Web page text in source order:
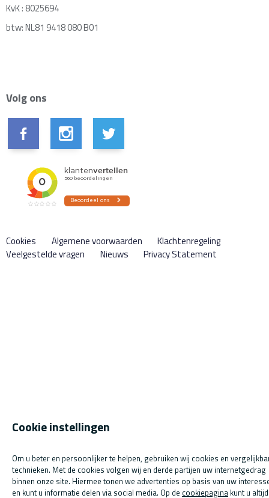
KvK : 8025694
btw: NL81 9418 080 B01
Volg ons
Cookies Algemene voorwaarden
Klachtenregeling
Veelgestelde vragen
Nieuws Privacy Statement
Cookie instellingen
Om u beter en persoonlijker te helpen, gebruiken wij cookies en
technieken. Met de cookies volgen wij en derde partijen uw internetgedrag
binnen onze site. Hiermee tonen we advertenties op basis van uw
en kunt u informatie delen via social media. Op de cookiepagina kunt u altijd